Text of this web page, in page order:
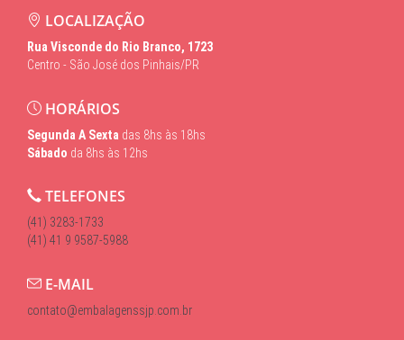
LOCALIZAÇÃO
Rua Visconde do Rio Branco, 1723
Centro - São José dos Pinhais/PR
HORÁRIOS
Segunda A Sexta das 8hs às 18hs
Sábado da 8hs às 12hs
TELEFONES
(41) 3283-1733
(41) 41 9 9587-5988
E-MAIL
contato@embalagenssjp.com.br